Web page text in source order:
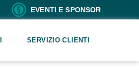
EVENTI E SPONSOR
SERVIZIO CLIENTI